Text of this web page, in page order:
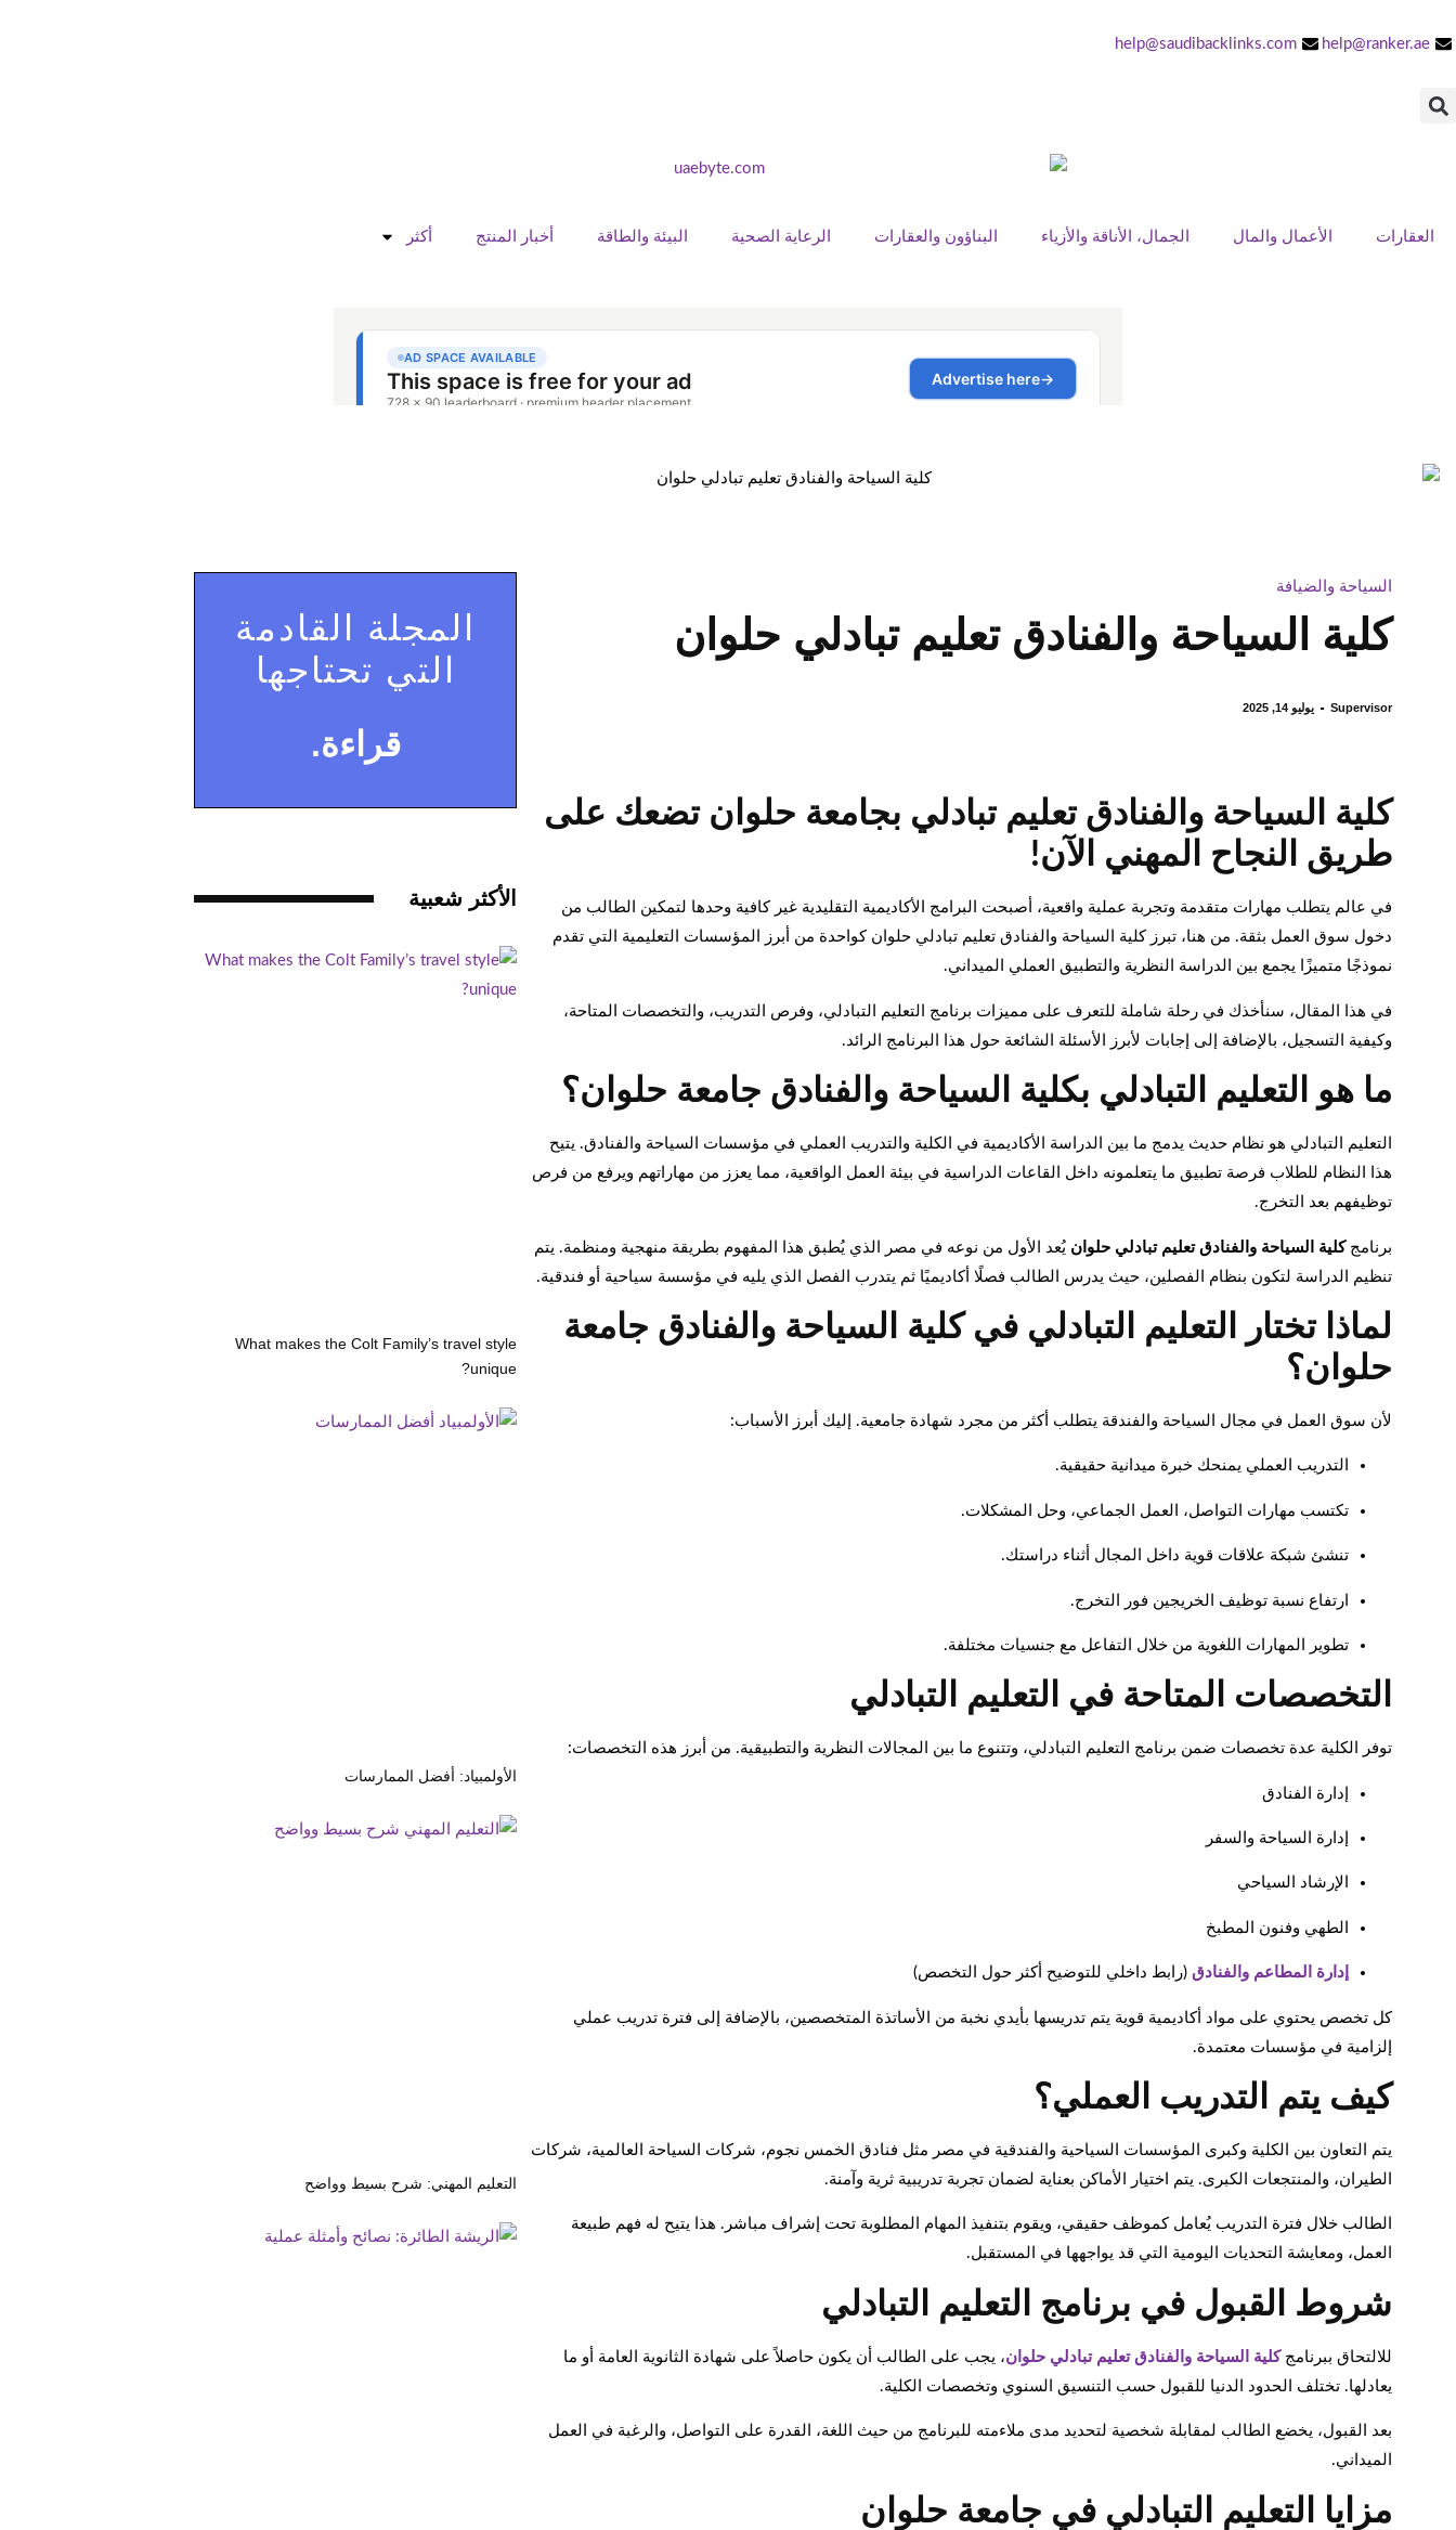
help@ranker.ae
help@saudibacklinks.com
العقارات الأعمال والمال الجمال، الأناقة والأزياء البناؤون والعقارات الرعاية الصحية البيئة والطاقة أخبار المنتج أكثر
السياحة والضيافة
كلية السياحة والفنادق تعليم تبادلي حلوان
Supervisor يوليو 14, 2025
كلية السياحة والفنادق تعليم تبادلي بجامعة حلوان تضعك على
طريق النجاح المهني الآن!
في عالم يتطلب مهارات متقدمة وتجربة عملية واقعية، أصبحت البرامج الأكاديمية التقليدية غير كافية وحدها لتمكين الطالب من
دخول سوق العمل بثقة. من هنا، تبرز كلية السياحة والفنادق تعليم تبادلي حلوان كواحدة من أبرز المؤسسات التعليمية التي تقدم
نموذجًا متميزًا يجمع بين الدراسة النظرية والتطبيق العملي الميداني.
في هذا المقال، سنأخذك في رحلة شاملة للتعرف على مميزات برنامج التعليم التبادلي، وفرص التدريب، والتخصصات المتاحة،
وكيفية التسجيل، بالإضافة إلى إجابات لأبرز الأسئلة الشائعة حول هذا البرنامج الرائد.
ما هو التعليم التبادلي بكلية السياحة والفنادق جامعة حلوان؟
التعليم التبادلي هو نظام حديث يدمج ما بين الدراسة الأكاديمية في الكلية والتدريب العملي في مؤسسات السياحة والفنادق. يتيح
هذا النظام للطلاب فرصة تطبيق ما يتعلمونه داخل القاعات الدراسية في بيئة العمل الواقعية، مما يعزز من مهاراتهم ويرفع من فرص
توظيفهم بعد التخرج.
برنامجكلية السياحة والفنادق تعليم تبادلي حلوان يُعد الأول من نوعه في مصر الذي يُطبق هذا المفهوم بطريقة منهجية ومنظمة. يتم
تنظيم الدراسة لتكون بنظام الفصلين، حيث يدرس الطالب فصلًا أكاديميًا ثم يتدرب الفصل الذي يليه في مؤسسة سياحية أو فندقية.
لماذا تختار التعليم التبادلي في كلية السياحة والفنادق جامعة
حلوان؟
لأن سوق العمل في مجال السياحة والفندقة يتطلب أكثر من مجرد شهادة جامعية. إليك أبرز الأسباب:
التدريب العملي يمنحك خبرة ميدانية حقيقية.
تكتسب مهارات التواصل، العمل الجماعي، وحل المشكلات.
تنشئ شبكة علاقات قوية داخل المجال أثناء دراستك.
ارتفاع نسبة توظيف الخريجين فور التخرج.
تطوير المهارات اللغوية من خلال التفاعل مع جنسيات مختلفة.
التخصصات المتاحة في التعليم التبادلي
توفر الكلية عدة تخصصات ضمن برنامج التعليم التبادلي، وتتنوع ما بين المجالات النظرية والتطبيقية. من أبرز هذه التخصصات:
إدارة الفنادق
إدارة السياحة والسفر
الإرشاد السياحي
الطهي وفنون المطبخ
إدارة المطاعم والفنادق (رابط داخلي للتوضيح أكثر حول التخصص)
كل تخصص يحتوي على مواد أكاديمية قوية يتم تدريسها بأيدي نخبة من الأساتذة المتخصصين، بالإضافة إلى فترة تدريب عملي
إلزامية في مؤسسات معتمدة.
كيف يتم التدريب العملي؟
يتم التعاون بين الكلية وكبرى المؤسسات السياحية والفندقية في مصر مثل فنادق الخمس نجوم، شركات السياحة العالمية، شركات
الطيران، والمنتجعات الكبرى. يتم اختيار الأماكن بعناية لضمان تجربة تدريبية ثرية وآمنة.
الطالب خلال فترة التدريب يُعامل كموظف حقيقي، ويقوم بتنفيذ المهام المطلوبة تحت إشراف مباشر. هذا يتيح له فهم طبيعة
العمل، ومعايشة التحديات اليومية التي قد يواجهها في المستقبل.
شروط القبول في برنامج التعليم التبادلي
للالتحاق ببرنامج كلية السياحة والفنادق تعليم تبادلي حلوان، يجب على الطالب أن يكون حاصلاً على شهادة الثانوية العامة أو ما
يعادلها. تختلف الحدود الدنيا للقبول حسب التنسيق السنوي وتخصصات الكلية.
بعد القبول، يخضع الطالب لمقابلة شخصية لتحديد مدى ملاءمته للبرنامج من حيث اللغة، القدرة على التواصل، والرغبة في العمل
الميداني.
مزايا التعليم التبادلي في جامعة حلوان
المجلة القادمة
التي تحتاجها
قراءة.
الأكثر شعبية
What makes the Colt Family’s travel style
unique?
الأولمبياد: أفضل الممارسات
التعليم المهني: شرح بسيط وواضح